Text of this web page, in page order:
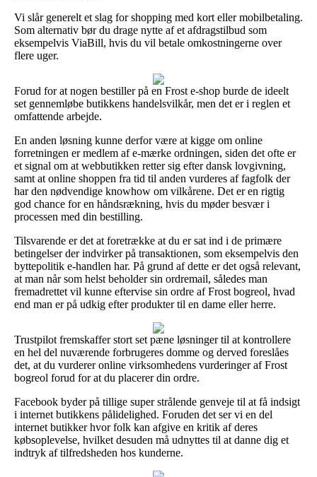
Vi slår generelt et slag for shopping med kort eller mobilbetaling.
Som alternativ bør du drage nytte af et afdragstilbud som
eksempelvis ViaBill, hvis du vil betale omkostningerne over
flere uger.
Forud for at nogen bestiller på en Frost e-shop burde de ideelt
set gennemløbe butikkens handelsvilkår, men det er i reglen et
omfattende arbejde.
En anden løsning kunne derfor være at kigge om online
forretningen er medlem af e-mærke ordningen, siden det ofte er
et signal om at webbutikken retter sig efter dansk lovgivning,
samt at online shoppen fra tid til anden vurderes af fagfolk der
har den nødvendige knowhow om vilkårene. Det er en rigtig
god chance for en håndsrækning, hvis du møder besvær i
processen med din bestilling.
Tilsvarende er det at foretrække at du er sat ind i de primære
betingelser der indvirker på transaktionen, som eksempelvis den
byttepolitik e-handlen har. På grund af dette er det også relevant,
at man når som helst beholder sin ordremail, således man
fremadrettet vil kunne eftervise sin ordre af Frost bogreol, hvad
end man er på udkig efter produkter til en dame eller herre.
Trustpilot fremskaffer stort set pæne løsninger til at kontrollere
en hel del nuværende forbrugeres domme og derved foreslåes
det, at du vurderer online virksomhedens vurderinger af Frost
bogreol forud for at du placerer din ordre.
Facebook byder på tillige super strålende genveje til at få indsigt
i internet butikkens pålidelighed. Foruden det ser vi en del
internet butikker hvor folk kan afgive en kritik af deres
købsoplevelse, hvilket desuden må udnyttes til at danne dig et
indtryk af tilfredsheden hos kunderne.